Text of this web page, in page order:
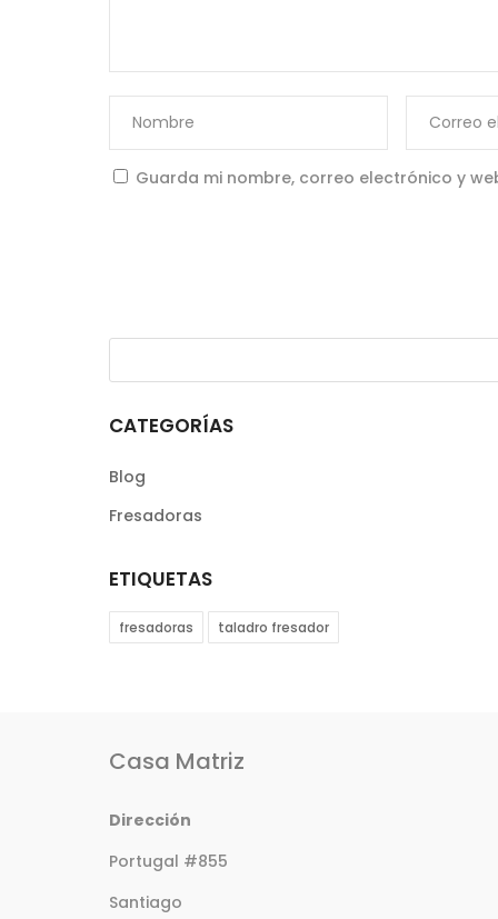
Guarda mi nombre, correo electrónico y
CATEGORÍAS
Blog
Fresadoras
ETIQUETAS
fresadoras taladro fresador
Casa Matriz
Dirección
Portugal #855
Santiago